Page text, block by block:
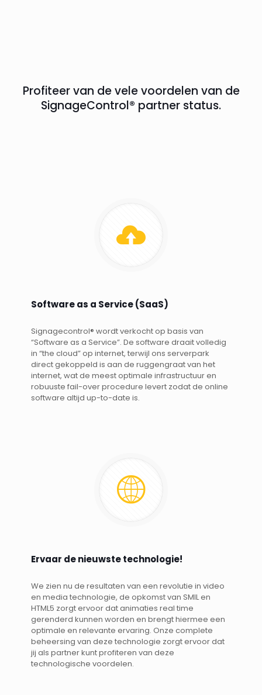
Profiteer van de vele voordelen van de
SignageControl® partner status.
Software as a Service (SaaS)
Signagecontrol® wordt verkocht op basis van
“Software as a Service”. De software draait volledig
in “the cloud” op internet, terwijl ons serverpark
direct gekoppeld is aan de ruggengraat van het
internet, wat de meest optimale infrastructuur en
robuuste fail-over procedure levert zodat de online
software altijd up-to-date is.
Ervaar de nieuwste technologie!
We zien nu de resultaten van een revolutie in video
en media technologie, de opkomst van SMIL en
HTML5 zorgt ervoor dat animaties real time
gerenderd kunnen worden en brengt hiermee een
optimale en relevante ervaring. Onze complete
beheersing van deze technologie zorgt ervoor dat
jij als partner kunt profiteren van deze
technologische voordelen.